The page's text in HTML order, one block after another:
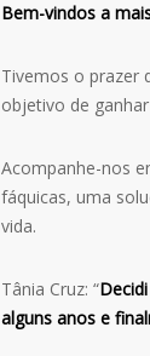
Bem-vindos a
Tivemos o prazer
objetivo de
Acompanhe-nos
fáquicas, uma
vida.
Tânia Cruz: “
alguns anos e